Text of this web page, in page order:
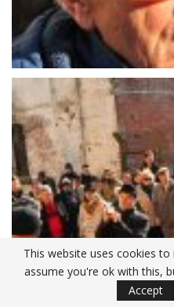
This website uses cookies
assume you're ok with this,
Accept